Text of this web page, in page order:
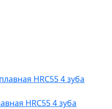
HRC55 4 зуба